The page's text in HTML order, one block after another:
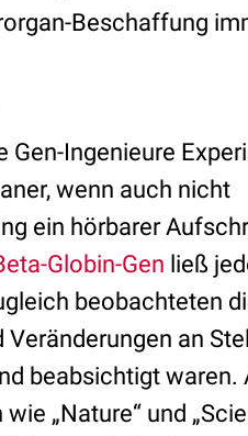
Beschaffung
Ingenieure
wenn auch nicht
ein hörbarer
Globin-Gen ließ
beobachteten
an
beabsichtigt waren.
„Nature“ und